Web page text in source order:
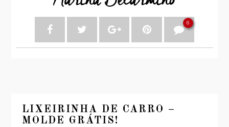
6
LIXEIRINHA DE CARRO –
MOLDE GRÁTIS!